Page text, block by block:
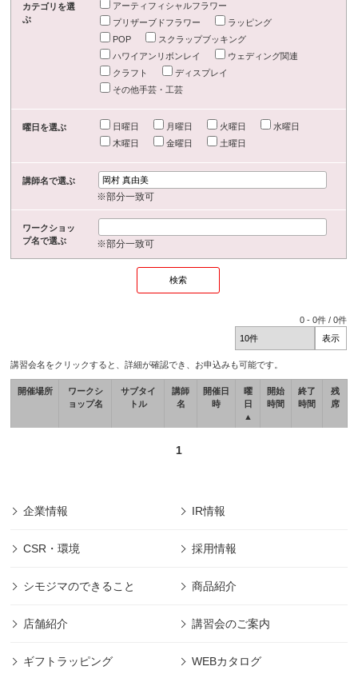
カテゴリを選
ぶ
アーティフィシャルフラワー
プリザーブドフラワー
ラッピング
POP
スクラップブッキング
ハワイアンリボンレイ
ウェディング関連
クラフト
ディスプレイ
その他手芸・工芸
曜日を選ぶ 日曜日 月曜日 火曜日
水曜日
木曜日
金曜日 土曜日
講師名で選ぶ
※部分一致可
ワークショッ
プ名で選ぶ
※部分一致可
0 -0件 /0件
講習会名をクリックすると、詳細が確認でき、お申込みも可能です。
開催場所
ワークシ
ョップ名
サブタイ
トル
講師
名
開催日
時
曜
日
▲
開始
時間
終了
時間
残
席
1
企業情報 IR情報
CSR・環境 採用情報
シモジマのできること 商品紹介
店舗紹介 講習会のご案内
ギフトラッピング WEBカタログ